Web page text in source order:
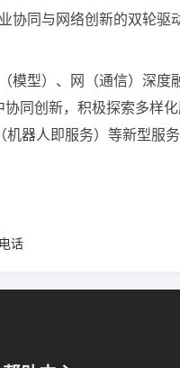
同与网络创新的双轮驱动
模型）、网（通信）深度
协同创新，积极探索多
机器人即服务）等新型服
话